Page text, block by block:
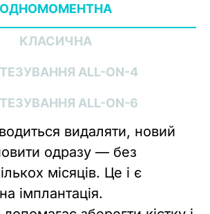
ОДНОМОМЕНТНА
КЛАСИЧНА
ALL-ON-4
ALL-ON-6
видаляти, новий
одразу — без
місяців. Це і є
імплантація.